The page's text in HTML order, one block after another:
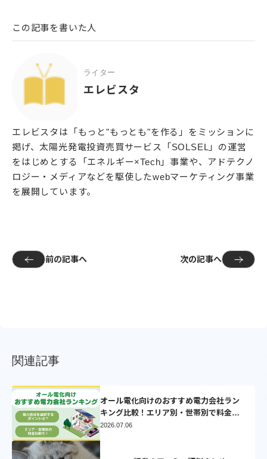
この記事を書いた人
エレビスタ
ライター
エレビスタは「もっと"もっとも"を作る」をミッションに
掲げ、太陽光発電投資売買サービス「SOLSEL」の運営
をはじめとする「エネルギー×Tech」事業や、アドテクノ
ロジー・メディアなどを駆使したwebマーケティング事業
を展開しています。
前の記事へ 次の記事へ
関連記事
オール電化向けのおすすめ電力会社ラン
キング比較！エリア別・世帯別で料金比
較シミュレーション【2025】
2026.07.06